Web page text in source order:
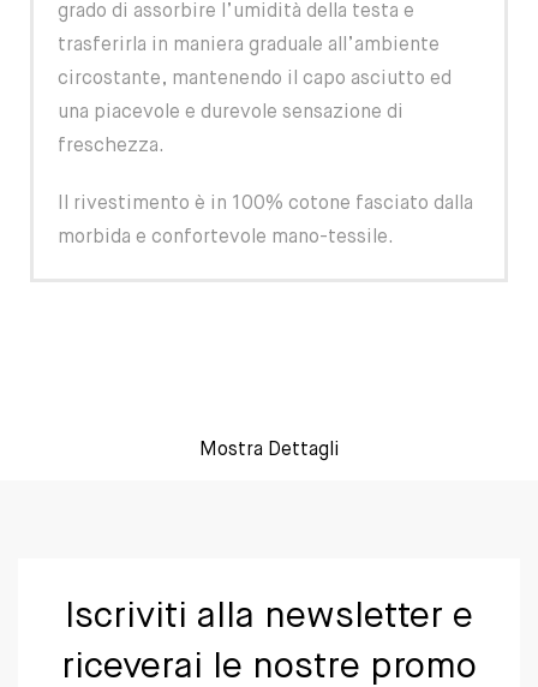
grado di assorbire l’umidità della testa e
trasferirla in maniera graduale all’ambiente
circostante, mantenendo il capo asciutto ed
una piacevole e durevole sensazione di
freschezza.
Il rivestimento è in 100% cotone fasciato dalla
morbida e confortevole mano-tessile.
Mostra Dettagli
Iscriviti alla newsletter e
riceverai le nostre promo